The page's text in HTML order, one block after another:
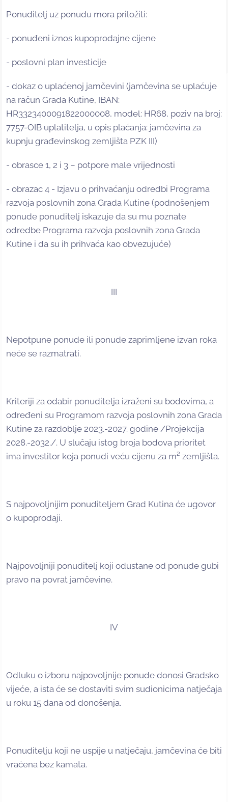
Ponuditelj uz ponudu mora priložiti:
- ponuđeni iznos kupoprodajne cijene
- poslovni plan investicije
- dokaz o uplaćenoj jamčevini (jamčevina se uplaćuje
na račun Grada Kutine, IBAN:
HR3323400091822000008, model: HR68, poziv na broj:
7757-OIB uplatitelja, u opis plaćanja: jamčevina za
kupnju građevinskog zemljišta PZK III)
- obrasce 1, 2 i 3 – potpore male vrijednosti
- obrazac 4 - Izjavu o prihvaćanju odredbi Programa
razvoja poslovnih zona Grada Kutine (podnošenjem
ponude ponuditelj iskazuje da su mu poznate
odredbe Programa razvoja poslovnih zona Grada
Kutine i da su ih prihvaća kao obvezujuće)
III
Nepotpune ponude ili ponude zaprimljene izvan roka
neće se razmatrati.
Kriteriji za odabir ponuditelja izraženi su bodovima, a
određeni su Programom razvoja poslovnih zona Grada
Kutine za razdoblje 2023.-2027. godine /Projekcija
2028.-2032./. U slučaju istog broja bodova prioritet
ima investitor koja ponudi veću cijenu za m² zemljišta.
S najpovoljnijim ponuditeljem Grad Kutina će ugovor
o kupoprodaji.
Najpovoljniji ponuditelj koji odustane od ponude gubi
pravo na povrat jamčevine.
IV
Odluku o izboru najpovoljnije ponude donosi Gradsko
vijeće, a ista će se dostaviti svim sudionicima natječaja
u roku 15 dana od donošenja.
Ponuditelju koji ne uspije u natječaju, jamčevina će biti
vraćena bez kamata.